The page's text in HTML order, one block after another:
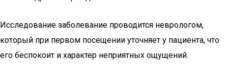
Исследование заболевание проводится неврологом,
который при первом посещении уточняет у пациента, что
его беспокоит и характер неприятных ощущений.